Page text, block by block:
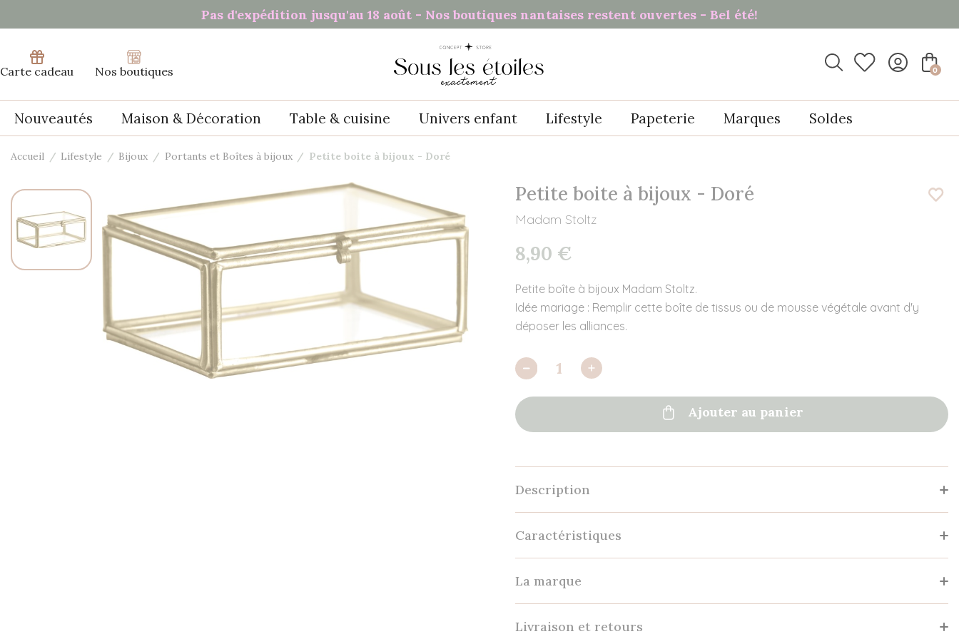
Pas d'expédition jusqu'au 18 août - Nos boutiques nantaises restent ouvertes - Bel été!
Carte cadeau Nos boutiques
 0
Nouveautés Maison & Décoration Table & cuisine Univers enfant Lifestyle Papeterie Marques Soldes
Accueil Lifestyle Bijoux Portants et Boîtes à bijoux Petite boite à bijoux - Doré
Petite boite à bijoux - Doré
Madam Stoltz
8,90 €
Petite boîte à bijoux Madam Stoltz.
Idée mariage : Remplir cette boîte de tissus ou de mousse végétale avant d'y
déposer les alliances.
 Ajouter au panier
Description
Caractéristiques
La marque
Livraison et retours